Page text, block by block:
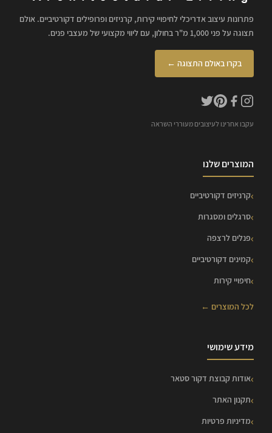
פתרונות עיצוב אדריכלי לחיפויי קירות, קרניזים ופרופילים דקורטיביים. אולם
תצוגה על פני 1,000 מ"ר בחולון, עם ליווי מקצועי של מעצבי פנים.
בקרו באולם התצוגה ←
עקבו אחרינו לעיצובים מעוררי השראה
המוצרים שלנו
קרניזים דקורטיביים
סרגלים ומסגרות
פנלים לרצפה
קמינים דקורטיביים
חיפויי קירות
לכל המוצרים ←
מידע שימושי
אודות קבוצת דקור סטאר
תקנון האתר
מדיניות פרטיות